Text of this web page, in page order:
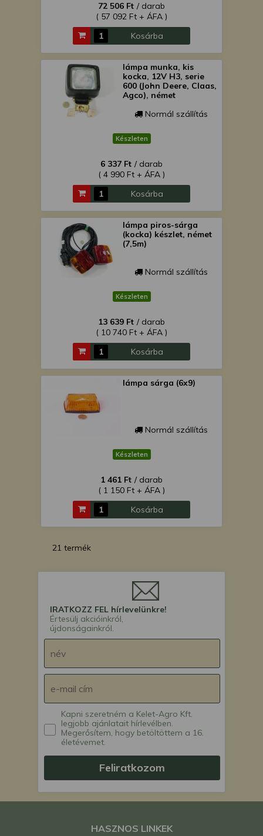
72 506 Ft / darab
( 57 092 Ft + ÁFA )
Kosárba
lámpa munka, kis
kocka, 12V H3, serie
600 (John Deere, Claas,
Agco), német
Normál szállítás
Készleten
6 337 Ft / darab
( 4 990 Ft + ÁFA )
Kosárba
lámpa piros-sárga
(kocka) készlet, német
(7,5m)
Normál szállítás
Készleten
13 639 Ft / darab
( 10 740 Ft + ÁFA )
Kosárba
lámpa sárga (6x9)
Normál szállítás
Készleten
1 461 Ft / darab
( 1 150 Ft + ÁFA )
Kosárba
21 termék
IRATKOZZ FEL hírlevelünkre!
Értesülj akcióinkról,
újdonságainkról.
Kapni szeretném a Kelet-Agro Kft.
legjobb ajánlatait hírlevélben.
Megerősítem, hogy betöltöttem a 16.
életévemet.
Feliratkozom
HASZNOS LINKEK